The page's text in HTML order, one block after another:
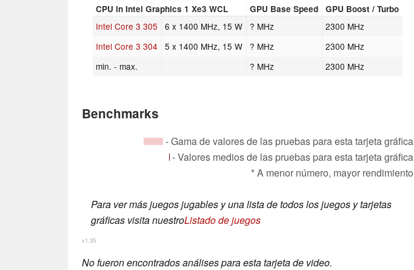
CPU in Intel Graphics 1 Xe3 WCL GPU Base Speed GPU Boost / Turbo
Intel Core 3 305 6 x 1400 MHz, 15 W ? MHz
2300 MHz
Intel Core 3 304
5 x 1400 MHz, 15 W ? MHz
2300 MHz
min. - max.
? MHz 2300 MHz
Benchmarks
- Gama de valores de las pruebas para esta tarjeta gráfica
- Valores medios de las pruebas para esta tarjeta gráfica
* A menor número, mayor rendimiento
Para ver más juegos jugables y una lista de todos los juegos y tarjetas
gráficas visita nuestroListado de juegos
v1.35
No fueron encontrados análises para esta tarjeta de video.